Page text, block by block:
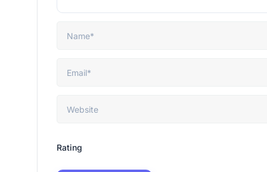
Rating